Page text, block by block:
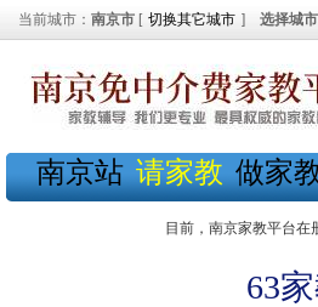
当前城市： 南京市 [ 切换其它城市 ] 选择城市
南京站 请家教 做家
目前，南京家教平台在
63